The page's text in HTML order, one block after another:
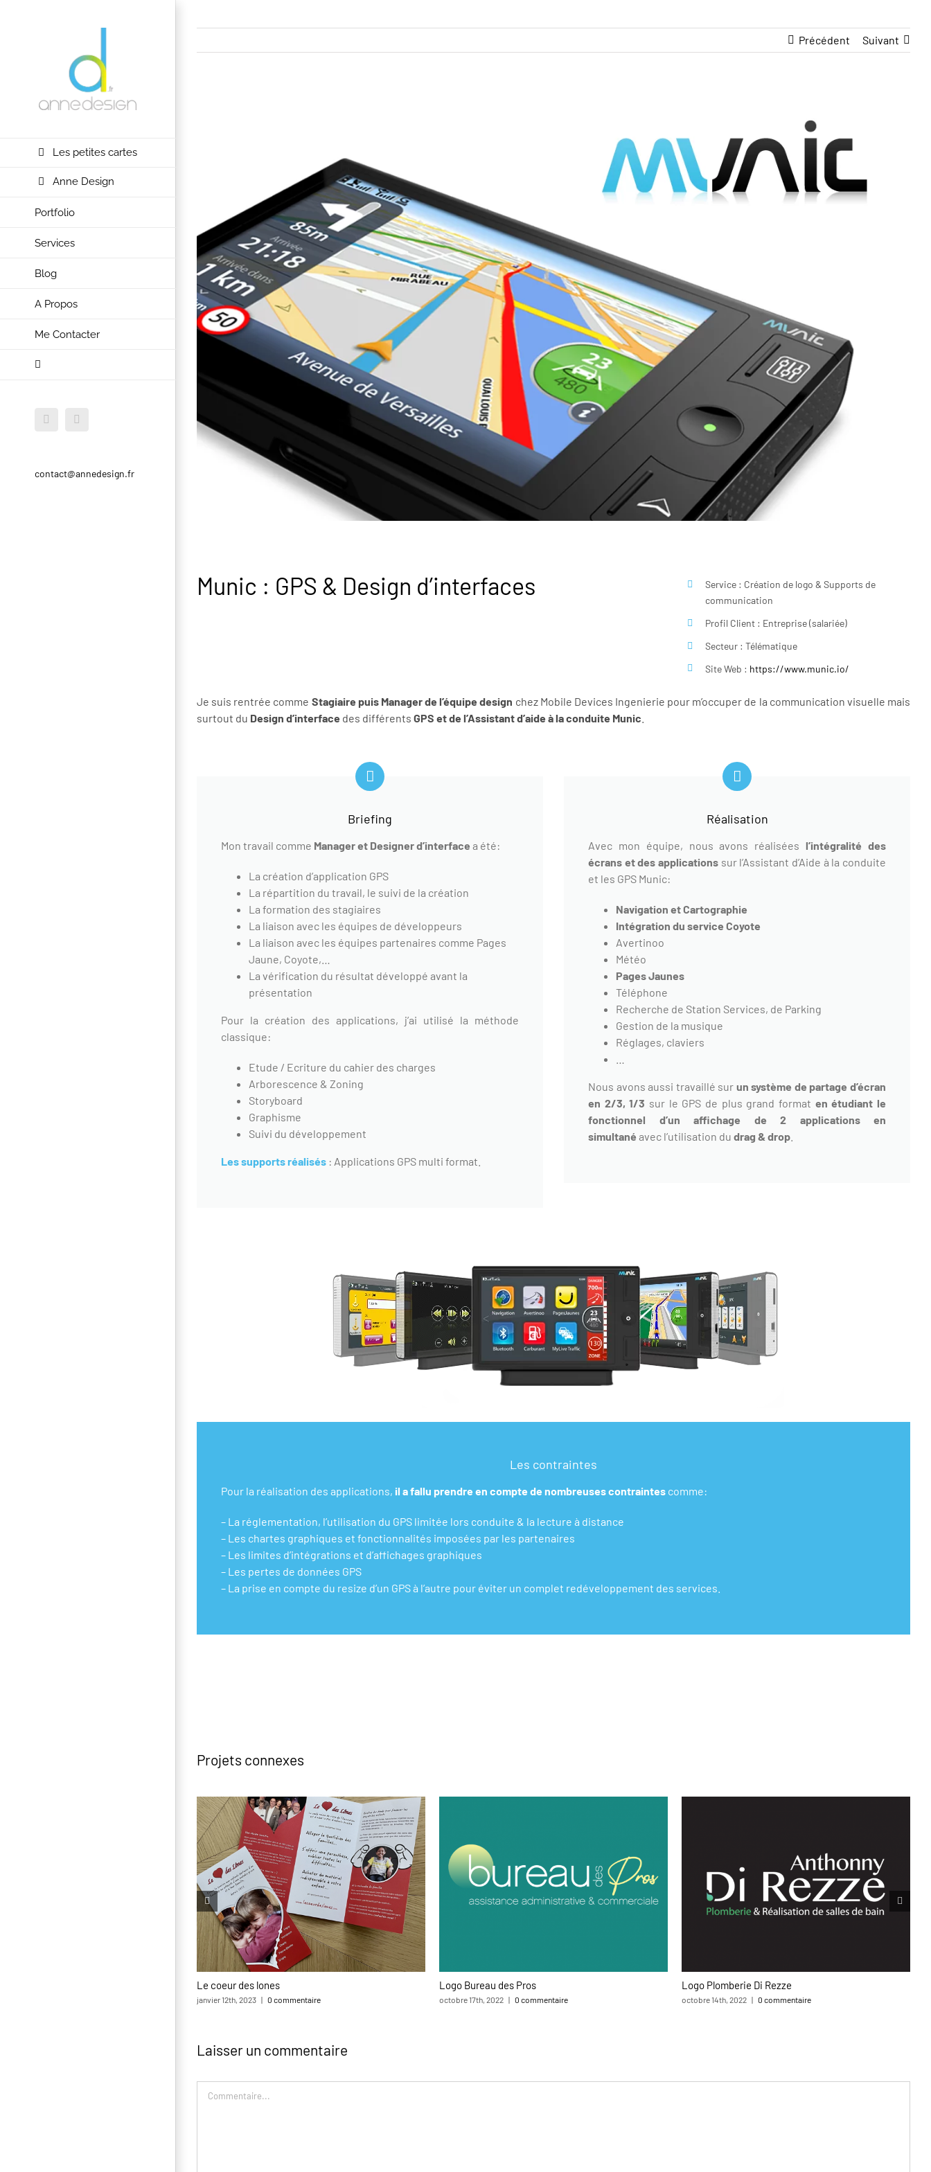
Les petites cartes
Anne Design
Portfolio
Services
Blog
A Propos
Me Contacter
FacebookInstagram
contact@annedesign.fr
Précédent Suivant
Munic : GPS & Design d’interfaces
Service : Création de logo & Supports de
communication
Profil Client : Entreprise (salariée)
Secteur : Télématique
Site Web : https://www.munic.io/
Je suis rentrée comme Stagiaire puis Manager de l’équipe design chez Mobile Devices Ingenierie pour m’occuper de la communication visuelle mais
surtout du Design d’interface des différents GPS et de l’Assistant d’aide à la conduite Munic
Briefing
Mon travail comme Manager et Designer d’interface a été:
La création d’application GPS
La répartition du travail, le suivi de la création
La formation des stagiaires
La liaison avec les équipes de développeurs
La liaison avec les équipes partenaires comme Pages
Jaune, Coyote,…
La vérification du résultat développé avant la
présentation
Pour la création des applications, j’ai utilisé la méthode
classique:
Etude / Ecriture du cahier des charges
Arborescence & Zoning
Storyboard
Graphisme
Suivi du développement
Les supports réalisés : Applications GPS multi format.
Réalisation
Avec mon équipe, nous avons réalisées l’intégralité des
écrans et des applications sur l’Assistant d’Aide à la conduite
et les GPS Munic:
Navigation et Cartographie
Intégration du service Coyote
Avertinoo
Météo
Pages Jaunes
Téléphone
Recherche de Station Services, de Parking
Gestion de la musique
Réglages, claviers
Nous avons aussi travaillé sur un système de partage d’écran
en 2/3, 1/3 sur le GPS de plus grand format en étudiant le
fonctionnel d’un affichage de 2 applications en
simultané avec l’utilisation du drag & drop
Les contraintes
Pour la réalisation des applications, il a fallu prendre en compte de nombreuses contraintes comme:
– La réglementation, l’utilisation du GPS limitée lors conduite & la lecture à distance
– Les chartes graphiques et fonctionnalités imposées par les partenaires
– Les limites d’intégrations et d’affichages graphiques
– Les pertes de données GPS
– La prise en compte du resize d’un GPS à l’autre pour éviter un complet redéveloppement des services.
Projets connexes
Le coeur des lones
janvier 12th, 2023 | 0 commentaire
Logo Bureau des Pros
octobre 17th, 2022 | 0 commentaire
Logo Plomberie Di Rezze
octobre 14th, 2022 | 0 commentaire
Laisser un commentaire